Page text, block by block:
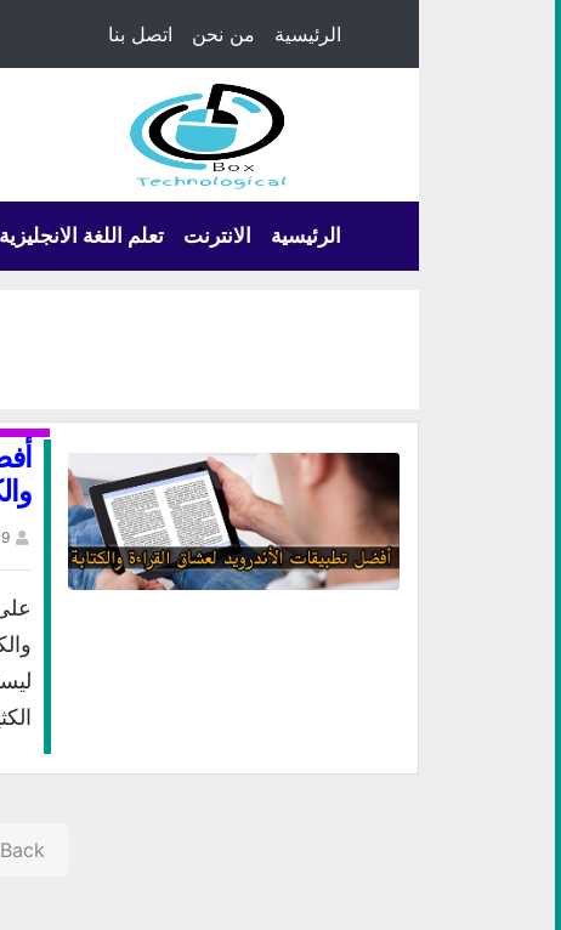
الرئيسية من نحن اتصل بنا
الرئيسية الانترنت تعلم اللغة الانجليزية
19
Back